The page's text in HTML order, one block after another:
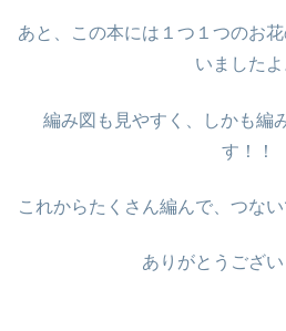
あと、この本には１つ１つのお
いましたよ
編み図も見やすく、しかも編
す！！
これからたくさん編んで、つな
ありがとうござい